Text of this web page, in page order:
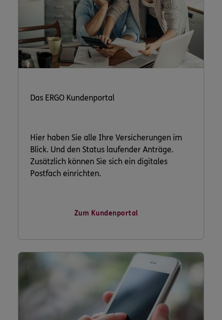
Das ERGO Kundenportal
Hier haben Sie alle Ihre Versicherungen im
Blick. Und den Status laufender Anträge.
Zusätzlich können Sie sich ein digitales
Postfach einrichten.
Zum Kundenportal